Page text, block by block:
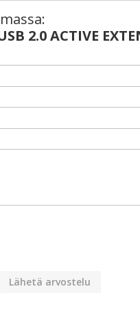
2.0 ACTIVE
Lähetä arvostelu